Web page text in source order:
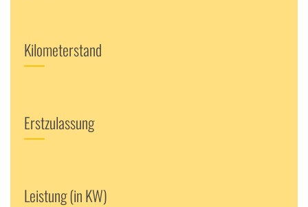
Kilometerstand
Erstzulassung
Leistung (in KW)